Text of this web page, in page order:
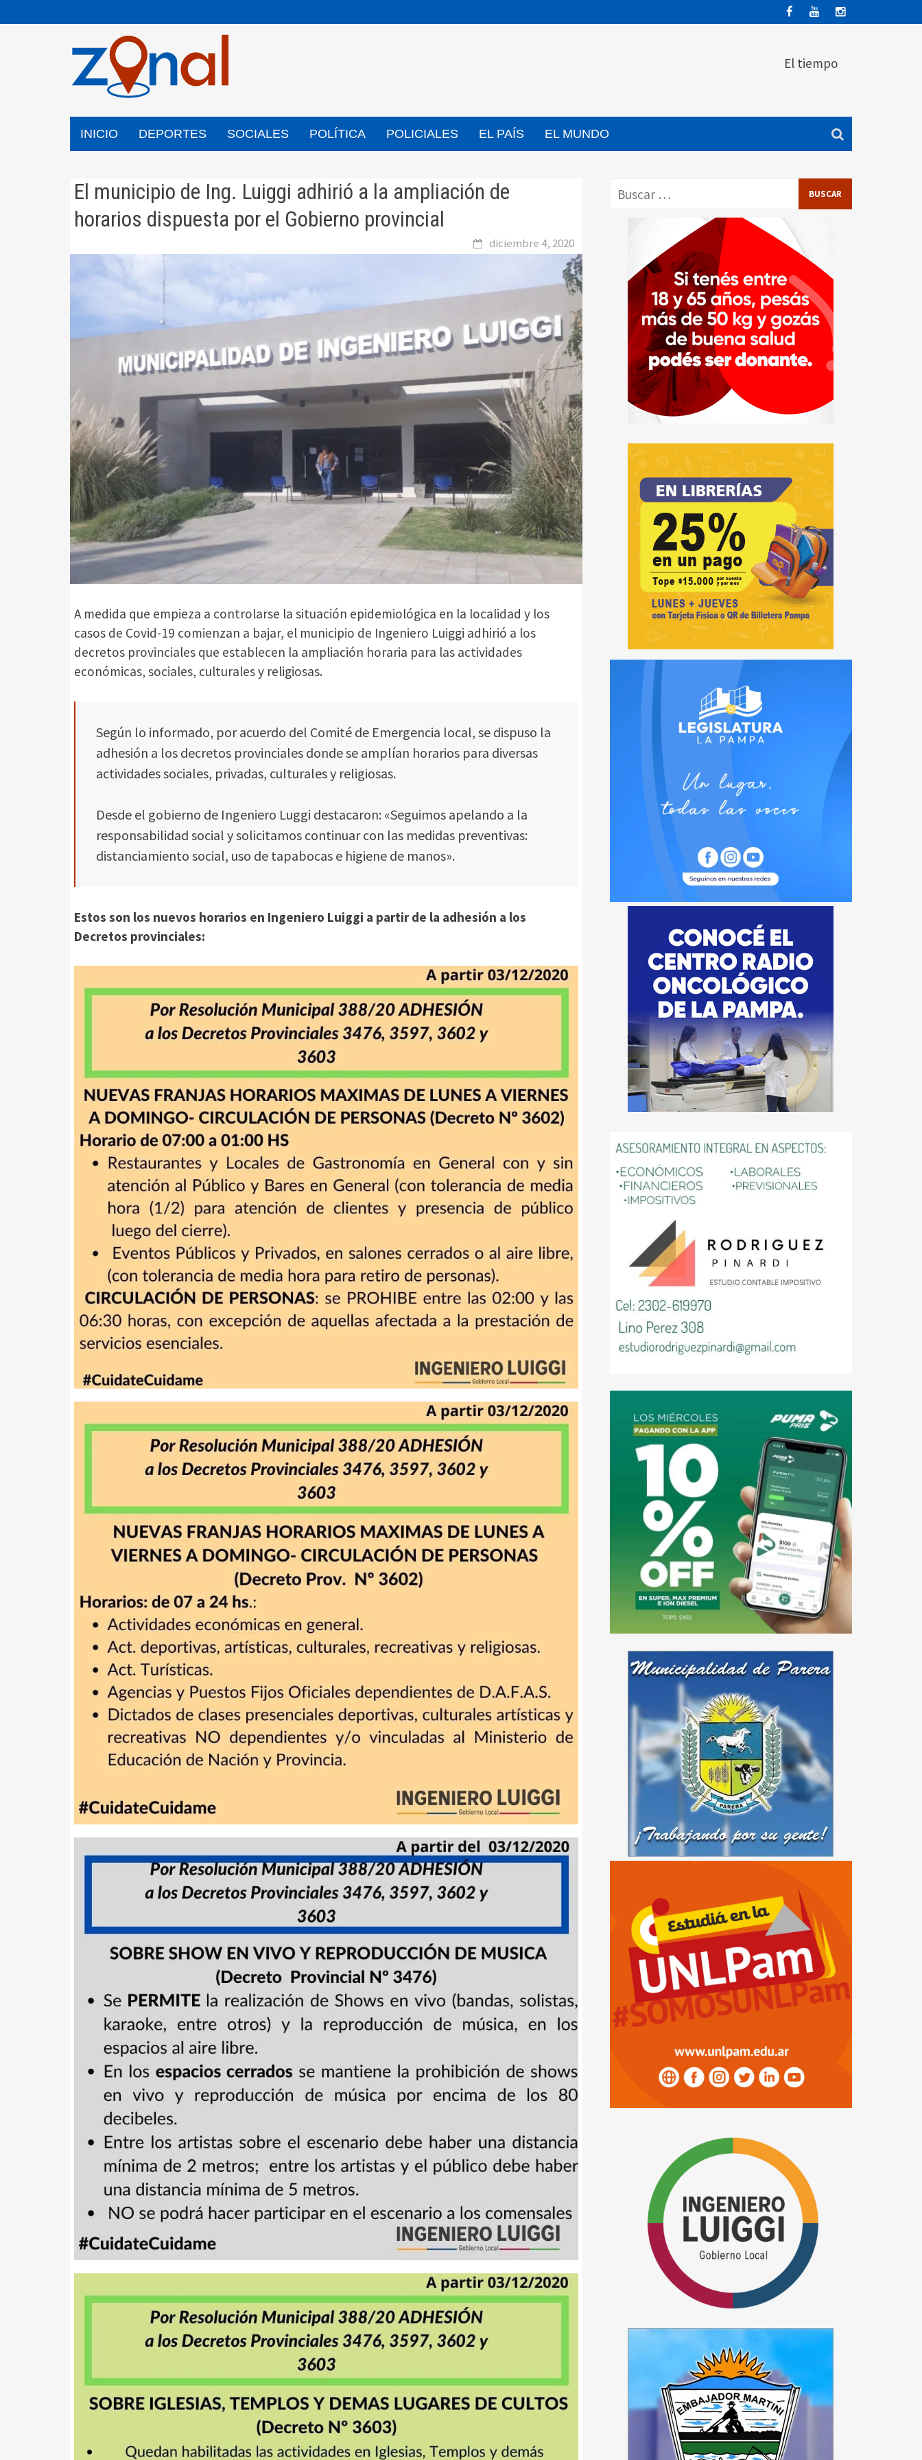
al
El tiempo
INICIO DEPORTES SOCIALES POLÍTICA POLICIALES EL PAÍS EL MUNDO
El municipio de Ing. Luiggi adhirió a la ampliación de
horarios dispuesta por el Gobierno provincial
diciembre 4, 2020
A medida que empieza a controlarse la situación epidemiológica en la localidad y los
casos de Covid-19 comienzan a bajar, el municipio de Ingeniero Luiggi adhirió a los
decretos provinciales que establecen la ampliación horaria para las actividades
económicas, sociales, culturales y religiosas.
Según lo informado, por acuerdo del Comité de Emergencia local, se dispuso la
adhesión a los decretos provinciales donde se amplían horarios para diversas
actividades sociales, privadas, culturales y religiosas.
Desde el gobierno de Ingeniero Luggi destacaron: «Seguimos apelando a la
responsabilidad social y solicitamos continuar con las medidas preventivas:
distanciamiento social, uso de tapabocas e higiene de manos».
Estos son los nuevos horarios en Ingeniero Luiggi a partir de la adhesión a los
Decretos provinciales:
Buscar: